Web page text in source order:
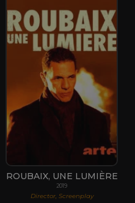
ROUBAIX, UNE LUMIÈRE
2019
Director, Screenplay